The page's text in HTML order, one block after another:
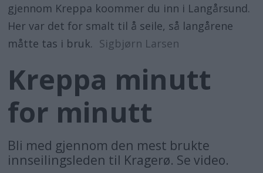
gjennom Kreppa koommer du inn i Langårsund.
Her var det for smalt til å seile, så langårene
måtte tas i bruk. Sigbjørn Larsen
Kreppa minutt
for minutt
Bli med gjennom den mest brukte
innseilingsleden til Kragerø. Se video.